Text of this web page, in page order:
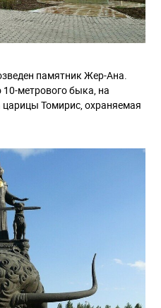
памятник Жер-Ана.
метрового быка, на
Томирис, охраняемая